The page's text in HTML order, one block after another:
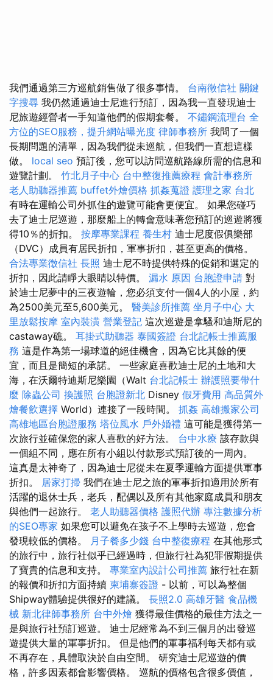
我們通過第三方巡航銷售做了很多事情。 台南徵信社 關鍵
字搜尋 我仍然通過迪士尼進行預訂，因為我一直發現迪士
尼旅遊經營者一手知道他們的假期套餐。 不鏽鋼流理台 全
方位的SEO服務，提升網站曝光度 律師事務所 我問了一個
長期問題的清單，因為我們從未巡航，但我們一直想這樣
做。 local seo 預訂後，您可以訪問巡航路線所需的信息和
遊覽計劃。 竹北月子中心 台中整復推薦療程 會計事務所
老人助聽器推薦 buffet外燴價格 抓姦蒐證 護理之家 台北
有時在運輸公司外抓住的遊覽可能會更便宜。 如果您碰巧
去了迪士尼巡遊，那麼船上的轉會意味著您預訂的巡遊將獲
得10％的折扣。 按摩專業課程 養生村 迪士尼度假俱樂部
（DVC）成員有居民折扣，軍事折扣，甚至更高的價格。
合法專業徵信社 長照 迪士尼不時提供特殊的促銷和選定的
折扣，因此請睜大眼睛以特價。 漏水 原因 台胞證申請 對
於迪士尼夢中的三夜遊輪，您必須支付一個4人的小屋，約
為2500美元至5,600美元。 醫美診所推薦 坐月子中心 大
里放鬆按摩 室內裝潢 營業登記 這次巡遊是拿騷和迪斯尼的
castaway礁。 耳掛式助聽器 泰國簽證 台北記帳士推薦服
務 這是作為第一場球道的絕佳機會，因為它比其餘的便
宜，而且是簡短的承諾。 一些家庭喜歡迪士尼的土地和大
海，在沃爾特迪斯尼樂園（Walt 台北記帳士 辦護照要帶什
麼 除蟲公司 換護照 台胞證新北 Disney 假牙費用 高品質外
燴餐飲選擇 World）連接了一段時間。 抓姦 高雄搬家公司
高雄地區台胞證服務 塔位風水 戶外婚禮 這可能是獲得第一
次旅行並確保您的家人喜歡的好方法。 台中水療 該存款與
一個組不同，應在所有小組以付款形式預訂後的一周內。
這真是太神奇了，因為迪士尼從未在夏季運輸方面提供軍事
折扣。 居家打掃 我們在迪士尼之旅的軍事折扣適用於所有
活躍的退休士兵，老兵，配偶以及所有其他家庭成員和朋友
與他們一起旅行。 老人助聽器價格 護照代辦 專注數據分析
的SEO專家 如果您可以避免在孩子不上學時去巡遊，您會
發現較低的價格。 月子餐多少錢 台中整復療程 在其他形式
的旅行中，旅行社似乎已經過時，但旅行社為犯罪假期提供
了寶貴的信息和支持。 專業室內設計公司推薦 旅行社在新
的報價和折扣方面持續 柬埔寨簽證 - 以前，可以為整個
Shipway體驗提供很好的建議。 長照2.0 高雄牙醫 食品機
械 新北律師事務所 台中外燴 獲得最佳價格的最佳方法之一
是與旅行社預訂巡遊。 迪士尼經常為不到三個月的出發巡
遊提供大量的軍事折扣。 但是他們的軍事福利每天都有或
不再存在，具體取決於自由空間。 研究迪士尼巡遊的價
格，許多因素都會影響價格。 巡航的價格包含很多價值，